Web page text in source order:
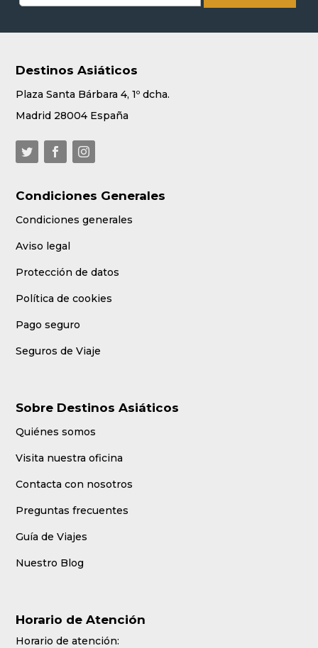
Destinos Asiáticos
Plaza Santa Bárbara 4, 1º dcha.
Madrid 28004 España
Condiciones Generales
Condiciones generales
Aviso legal
Protección de datos
Política de cookies
Pago seguro
Seguros de Viaje
Sobre Destinos Asiáticos
Quiénes somos
Visita nuestra oficina
Contacta con nosotros
Preguntas frecuentes
Guía de Viajes
Nuestro Blog
Horario de Atención
Horario de atención: